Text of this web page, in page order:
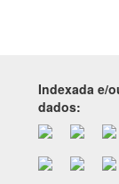
Indexada e/
dados: